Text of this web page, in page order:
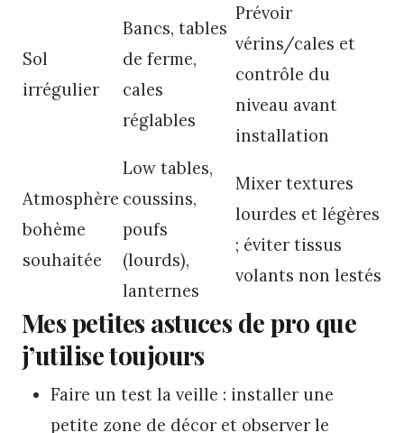
Sol
irrégulier
Bancs, tables
de ferme,
cales
réglables
Prévoir
vérins/cales et
contrôle du
niveau avant
installation
Atmosphère
bohème
souhaitée
Low tables,
coussins,
poufs
(lourds),
lanternes
Mixer textures
lourdes et légères
; éviter tissus
volants non lestés
Mes petites astuces de pro que
j’utilise toujours
Faire un test la veille : installer une
petite zone de décor et observer le